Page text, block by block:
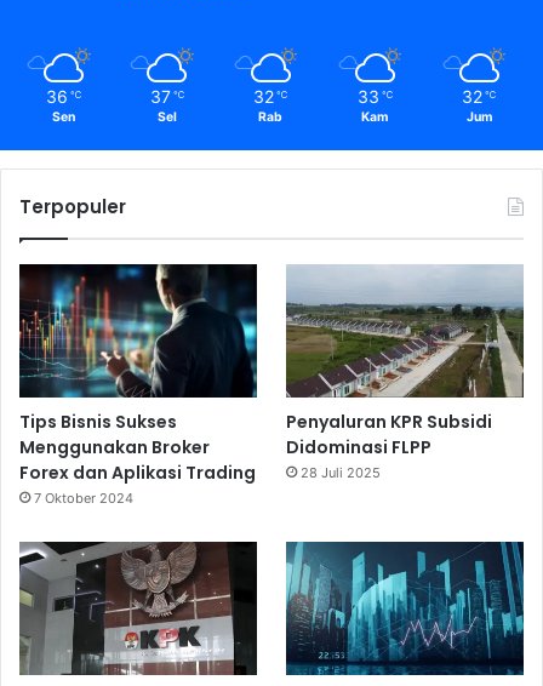
36 ℃
Sen
37 ℃
Sel
32 ℃
Rab
33 ℃
Kam
32 ℃
Jum
Terpopuler
Tips Bisnis Sukses
Menggunakan Broker
Forex dan Aplikasi Trading
7 Oktober 2024
Penyaluran KPR Subsidi
Didominasi FLPP
28 Juli 2025